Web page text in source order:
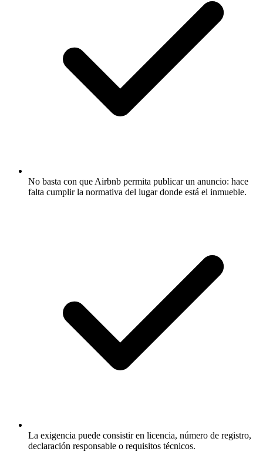
No basta con que Airbnb permita publicar un anuncio: hace
falta cumplir la normativa del lugar donde está el inmueble.
La exigencia puede consistir en licencia, número de registro,
declaración responsable o requisitos técnicos.